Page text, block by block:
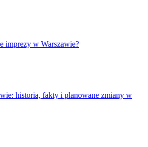
imprezy w Warszawie?
historia, fakty i planowane zmiany w